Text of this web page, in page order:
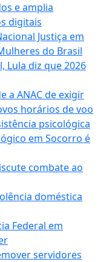
e amplia
digitais
Justiça em
do Brasil
Lula diz que 2026
a ANAC de exigir
horários de voo
psicológica
em Socorro é
combate ao
doméstica
Federal em
servidores